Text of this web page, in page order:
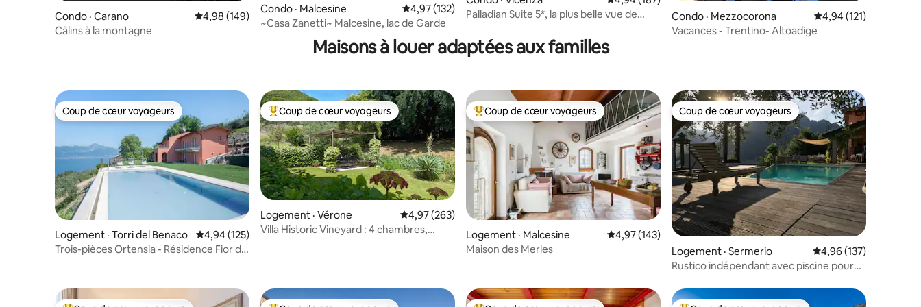
Condo · Carano Note moyenne de 4,98 sur 5, 149 commentaires
4,98 (149)
Câlins à la montagne
Condo · Malcesine Note moyenne de 4,97 sur 5, 132 commentaires
4,97 (132)
~Casa Zanetti~ Malcesine, lac de Garde
Palladian Suite 5*, la plus belle vue de
Condo · Mezzocorona Note moyenne de
4,94 (121)
Vacances - Trentino- Altoadige
Maisons à louer adaptées aux familles
Coup de cœur voyageurs
Coup de cœur voyageurs
Logement · Torri del Benaco Note moyenne de 4,94 sur 5, 125 commentaires
4,94 (125)
Trois-pièces Ortensia - Résidence Fior di
Coup de cœur voyageurs parmi les plus aimés
Coup de cœur voyageurs
Logement · Vérone Note moyenne de 4,97 sur 5, 263 commentaires
4,97 (263)
Villa Historic Vineyard : 4 chambres,
Coup de cœur voyageurs parmi les plus aimés
Coup de cœur voyageurs
Logement · Malcesine Note moyenne de 4,97 sur 5, 143 commentaires
4,97 (143)
Maison des Merles
Coup de cœur voyageurs
Coup de cœur voyageurs
Logement · Sermerio Note moyenne de
4,96 (137)
Rustico indépendant avec piscine pour